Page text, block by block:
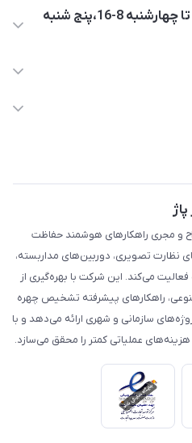
پاسخگوی شما هستیم: شنبه تا چهارشنبه 8-16،پنج شنبه
و مجری راهکارهای هوشمند حفاظت
نظارت تصویری، دوربین‌های مداربسته،
می‌کند. این شرکت با بهره‌گیری از
راهکارهای پیشرفته تشخیص چهره
سازمانی و شهری ارائه می‌دهد و با
عملیاتی کمتر را محقق می‌سازد.